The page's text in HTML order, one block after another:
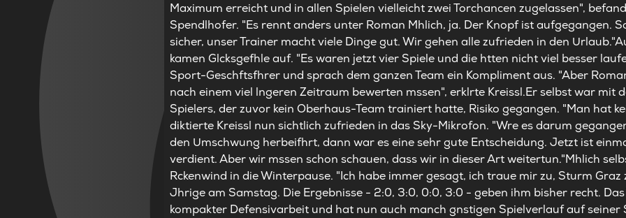
Maximum erreicht und in allen Spielen vielleicht zwei Torchancen zugelassen",
Spendlhofer. "Es rennt anders unter Roman Mhlich, ja. Der Knopf ist aufgegangen.
sicher, unser Trainer macht viele Dinge gut. Wir gehen alle zufrieden in den
kamen Glcksgefhle auf. "Es waren jetzt vier Spiele und die htten nicht viel besser
Sport-Geschftsfhrer und sprach dem ganzen Team ein Kompliment aus. "Aber
nach einem viel lngeren Zeitraum bewerten mssen", erklrte Kreissl.Er selbst war mit
Spielers, der zuvor kein Oberhaus-Team trainiert hatte, Risiko gegangen. "Man hat
diktierte Kreissl nun sichtlich zufrieden in das Sky-Mikrofon. "Wre es darum
den Umschwung herbeifhrt, dann war es eine sehr gute Entscheidung. Jetzt ist
verdient. Aber wir mssen schon schauen, dass wir in dieser Art weitertun."Mhlich
Rckenwind in die Winterpause. "Ich habe immer gesagt, ich traue mir zu, Sturm
Jhrige am Samstag. Die Ergebnisse - 2:0, 3:0, 0:0, 3:0 - geben ihm bisher recht.
kompakter Defensivarbeit und hat nun auch manch gnstigen Spielverlauf auf seiner